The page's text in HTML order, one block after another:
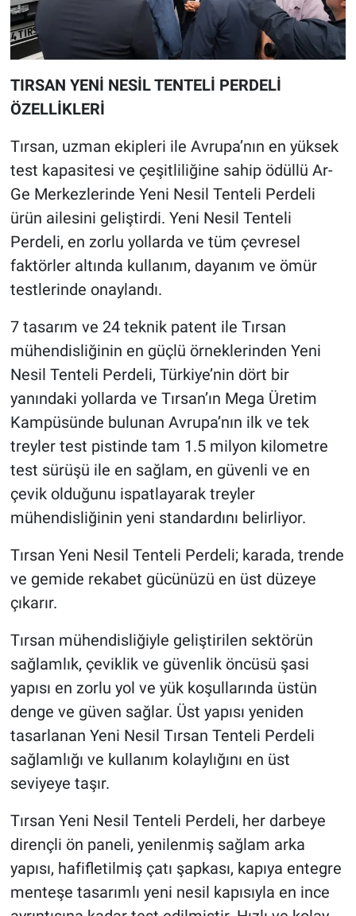
TIRSAN YENİ NESİL TENTELİ PERDELİ
ÖZELLİKLERİ
Tırsan, uzman ekipleri ile Avrupa’nın en yüksek
test kapasitesi ve çeşitliliğine sahip ödüllü Ar-
Ge Merkezlerinde Yeni Nesil Tenteli Perdeli
ürün ailesini geliştirdi. Yeni Nesil Tenteli
Perdeli, en zorlu yollarda ve tüm çevresel
faktörler altında kullanım, dayanım ve ömür
testlerinde onaylandı.
7 tasarım ve 24 teknik patent ile Tırsan
mühendisliğinin en güçlü örneklerinden Yeni
Nesil Tenteli Perdeli, Türkiye’nin dört bir
yanındaki yollarda ve Tırsan’ın Mega Üretim
Kampüsünde bulunan Avrupa’nın ilk ve tek
treyler test pistinde tam 1.5 milyon kilometre
test sürüşü ile en sağlam, en güvenli ve en
çevik olduğunu ispatlayarak treyler
mühendisliğinin yeni standardını belirliyor.
Tırsan Yeni Nesil Tenteli Perdeli; karada, trende
ve gemide rekabet gücünüzü en üst düzeye
çıkarır.
Tırsan mühendisliğiyle geliştirilen sektörün
sağlamlık, çeviklik ve güvenlik öncüsü şasi
yapısı en zorlu yol ve yük koşullarında üstün
denge ve güven sağlar. Üst yapısı yeniden
tasarlanan Yeni Nesil Tırsan Tenteli Perdeli
sağlamlığı ve kullanım kolaylığını en üst
seviyeye taşır.
Tırsan Yeni Nesil Tenteli Perdeli, her darbeye
dirençli ön paneli, yenilenmiş sağlam arka
yapısı, hafifletilmiş çatı şapkası, kapıya entegre
menteşe tasarımlı yeni nesil kapısıyla en ince